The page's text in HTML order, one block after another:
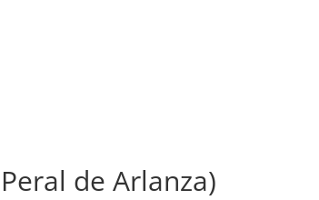
de Arlanza)